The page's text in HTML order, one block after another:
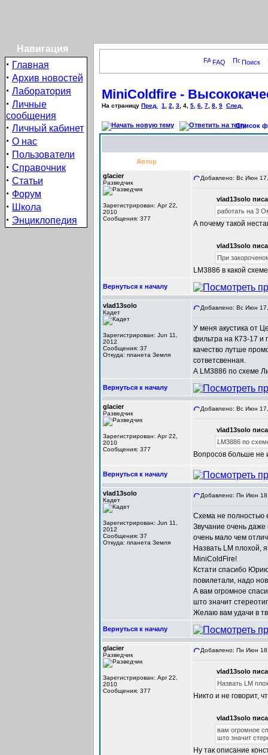
Навигация
· Главная
· Архив новостей
· Лаборатория
· Личные
сообщения
· Личный кабинет
· О нас
· Пользователи
· Справочник
· Статьи
· Форум
· Школа
· Энциклопедия
FAQ Поиск
MiniColdfire -
На страницу Пред. 1 2 3 4 5 6 7 8 9 След.
Список
Автор
glacier
Разведчик
Зарегистрирован: Apr 22,
2010
Сообщения: 377
Добавлено: Вс Июн
vlad13solo
работать на 3
А почему такой
vlad13solo
При
LM3886 в какой
Вернуться к началу
vlad13solo
Кадет
Зарегистрирован: Jun 11,
2012
Сообщения: 37
Откуда: планета Земля
Добавлено: Вс Июн
У меня акустика от
фильтра на К73-17 и
качество лутше
сответсвенная.
А LM3886 по схеме
Вернуться к началу
glacier
Разведчик
Зарегистрирован: Apr 22,
2010
Сообщения: 377
Добавлено: Вс Июн
vlad13solo
LM3886 по
Вопросов больше не
Вернуться к началу
vlad13solo
Кадет
Зарегистрирован: Jun 11,
2012
Сообщения: 37
Откуда: планета Земля
Добавлено: Пн Июн
Схема не полностью
Звучание очень
очень мало чем
Назвать LM плохой,
MiniColdFire!
Кстати спасибо
повилетали, надо
А вам огромное
што значит
Желаю вам удачи в
Вернуться к началу
glacier
Разведчик
Зарегистрирован: Apr 22,
2010
Сообщения: 377
Добавлено: Пн Июн
vlad13solo
Назвать LM
Никто и не говорит,
vlad13solo
вам огромное
што значит
Ну так описание